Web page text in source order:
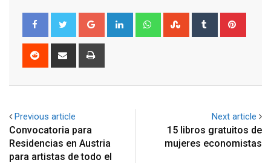
Google+ LinkedIn WhatsappStumbleUpon
Tumblr
Reddit
Share
Previous article
Convocatoria para
Residencias en Austria
para artistas de todo el
Next article
15 libros gratuitos de
mujeres economistas